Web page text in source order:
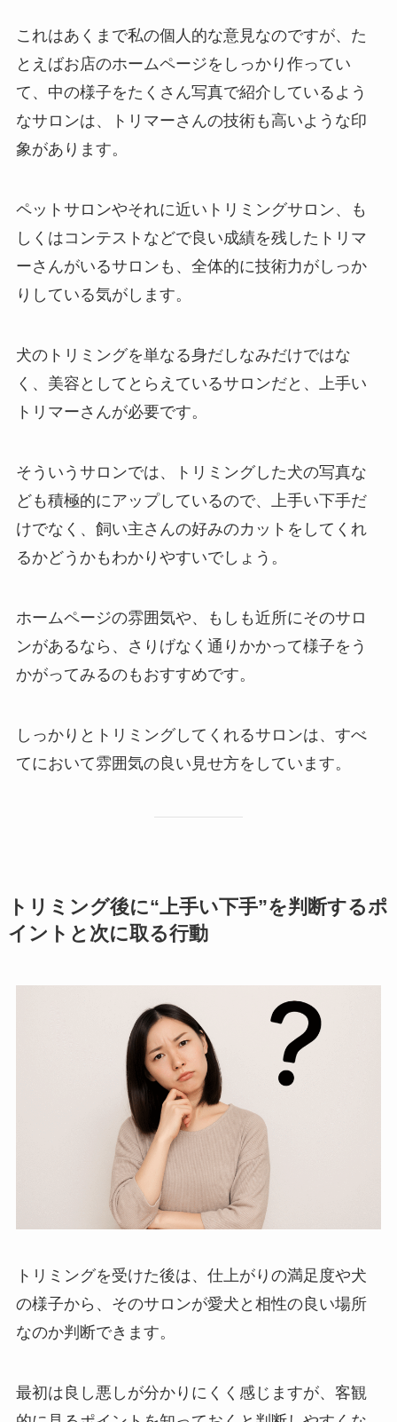
これはあくまで私の個人的な意見なのですが、た
とえばお店のホームページをしっかり作ってい
て、中の様子をたくさん写真で紹介しているよう
なサロンは、トリマーさんの技術も高いような印
象があります。
ペットサロンやそれに近いトリミングサロン、も
しくはコンテストなどで良い成績を残したトリマ
ーさんがいるサロンも、全体的に技術力がしっか
りしている気がします。
犬のトリミングを単なる身だしなみだけではな
く、美容としてとらえているサロンだと、上手い
トリマーさんが必要です。
そういうサロンでは、トリミングした犬の写真な
ども積極的にアップしているので、上手い下手だ
けでなく、飼い主さんの好みのカットをしてくれ
るかどうかもわかりやすいでしょう。
ホームページの雰囲気や、もしも近所にそのサロ
ンがあるなら、さりげなく通りかかって様子をう
かがってみるのもおすすめです。
しっかりとトリミングしてくれるサロンは、すべ
てにおいて雰囲気の良い見せ方をしています。
トリミング後に“上手い下手”を判断するポ
イントと次に取る行動
トリミングを受けた後は、仕上がりの満足度や犬
の様子から、そのサロンが愛犬と相性の良い場所
なのか判断できます。
最初は良し悪しが分かりにくく感じますが、客観